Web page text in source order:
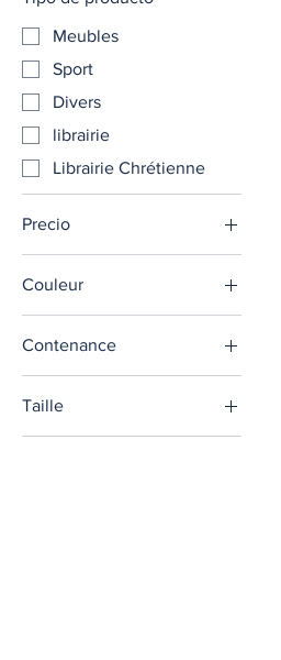
Meubles
Sport
Divers
librairie
Librairie Chrétienne
Precio
0 XAF 20.000.000 XAF
Couleur
Contenance
500 ml
Taille